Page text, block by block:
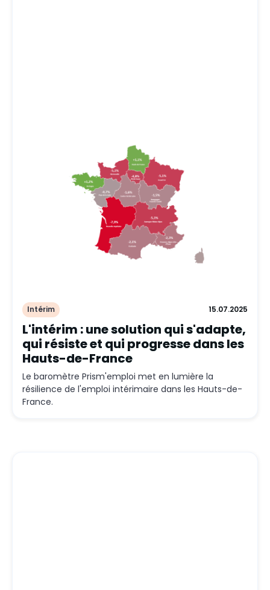
Intérim 15.07.2025
L'intérim : une solution qui s'adapte,
qui résiste et qui progresse dans les
Hauts-de-France
Le baromètre Prism'emploi met en lumière la
résilience de l'emploi intérimaire dans les Hauts-de-
France.